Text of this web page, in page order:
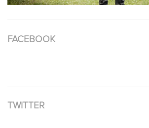
FACEBOOK
TWITTER